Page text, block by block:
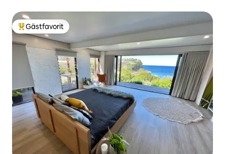
Populär gästfavorit
Gästfavorit